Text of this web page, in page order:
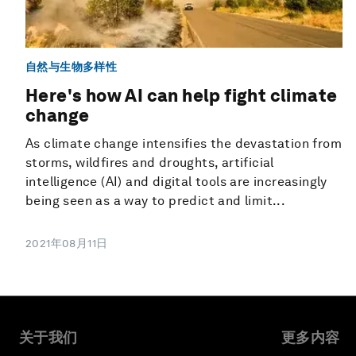
自然与生物多样性
Here's how AI can help fight climate
change
As climate change intensifies the devastation from
storms, wildfires and droughts, artificial
intelligence (AI) and digital tools are increasingly
being seen as a way to predict and limit...
2021年08月11日
关于我们 更多内容